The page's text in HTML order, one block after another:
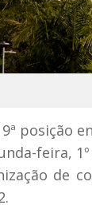
posição
feira,
de